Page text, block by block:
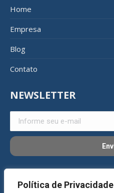
Política de Privacidade
Home
Empresa
Blog
Contato
NEWSLETTER
REDES SOCIAIS